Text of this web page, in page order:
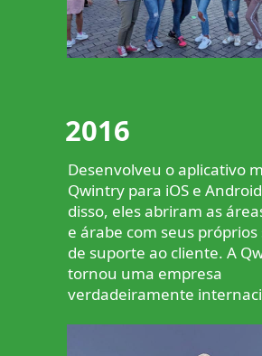
2016
Desenvolveu o aplicativo
Qwintry para iOS e
disso, eles abriram as
e árabe com seus próprios
de suporte ao cliente. A
tornou uma empresa
verdadeiramente